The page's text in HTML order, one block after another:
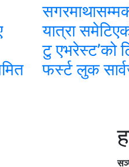
यात्रा
टु एभरेस्ट’को
फर्स्ट लुक